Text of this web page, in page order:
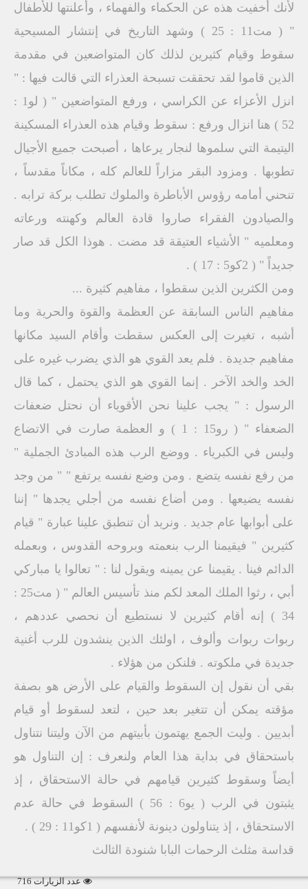
لأنك أخفيت هذه عن الحكماء والفهماء ، وأعلنتها للأطفال
" ( مت11 : 25 ) وشهد التاريخ في إنتشار المسيحية
سقوط وقيام كثيرين لذلك كان المتواضعين في مقدمة
الذين قاموا لقد تحققت تسبحة العذراء التي قالت فيها : "
انزل الأعزاء عن الكراسي ، ورفع المتواضعين " ( لو1 :
52 ) هنا انزال ورفع : سقوط وقيام هذه العذراء المسكينة
اليتيمة التي سلموها لنجار يرعاها ، أصبحت جميع الأجيال
تطوبها . ومزود البقر مزاراً للعالم كله ، مكاناً مقدساً ،
تنحني أمامه رؤوس الأباطرة والملوك تطلب بركة ترابه .
والصيادون الفقراء صاروا قادة العالم وكهنته ورعاته
ومعلميه " الأشياء العتيقة قد مضت . هوذا الكل قد صار
جديداً " ( 2كو5 : 17 ) .
ومن الكثرين الذين سقطوا ، مفاهيم كثيرة ...
مفاهيم الناس السابقة عن العظمة والقوة والحرية وما
أشبه ، تغيرت إلى العكس سقطت وأقام السيد مكانها
مفاهيم جديدة . فلم يعد القوي هو الذي يضرب غيره على
الخد والخد الآخر . إنما القوي هو الذي يحتمل ، كما قال
الرسول : " يجب علينا نحن الأقوياء أن نحتل ضعفات
الضعفاء " ( رو15 : 1 ) و العظمة صارت في الاتضاع
وليس في الكبرياء . ووضع الرب هذه المبادئ الجملية "
من رفع نفسه يتضع . ومن وضع نفسه يرتفع " " من وجد
نفسه يضيعها . ومن أضاع نفسه من أجلي يجدها " إننا
على أبوابها عام جديد . ونريد أن تنطبق علينا عبارة " قيام
كثيرين " فيقيمنا الرب بنعمته وبروحه القدوس ، وبعمله
الدائم فينا . يقيمنا عن يمينه ويقول لنا : " تعالوا يا مباركي
أبي ، رثوا الملك المعد لكم منذ تأسيس العالم " ( مت25 :
34 ) إنه أقام كثيرين لا نستطيع أن نحصي عددهم ،
ربوات ربوات وألوف ، اولئك الذين ينشدون للرب أغنية
جديدة في ملكوته . فلنكن من هؤلاء .
بقي أن نقول إن السقوط والقيام على الأرض هو بصفة
مؤقته يمكن أن تتغير بعد حين ، لتعد لسقوط أو قيام
أبديين . وليت الجمع يهتمون بأبيتهم من الآن وليتنا نتناول
باستحقاق في بداية هذا العام ولنعرف : إن التناول هو
أيضاً وسقوط كثيرين قيامهم في حالة الاستحقاق ، إذ
يثبتون في الرب ( يو6 : 56 ) السقوط في حالة عدم
الاستحقاق ، إذ يتناولون دينونة لأنفسهم ( 1كو11 : 29 ) .
قداسة مثلث الرحمات البابا شنودة الثالث
عدد الزيارات 716